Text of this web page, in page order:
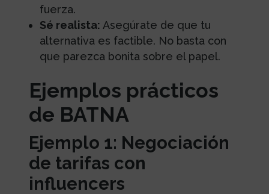
fuerza.
Sé realista: Asegúrate de que tu
alternativa es factible. No basta con
que parezca bonita sobre el papel.
Ejemplos prácticos
de BATNA
Ejemplo 1: Negociación
de tarifas con
influencers